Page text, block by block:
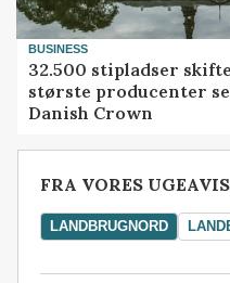
BUSINESS
32.500 stipladser
største producenter
Danish Crown
FRA VORES
LANDBRUGNORD